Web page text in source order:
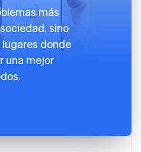
más
sino
donde
una mejor